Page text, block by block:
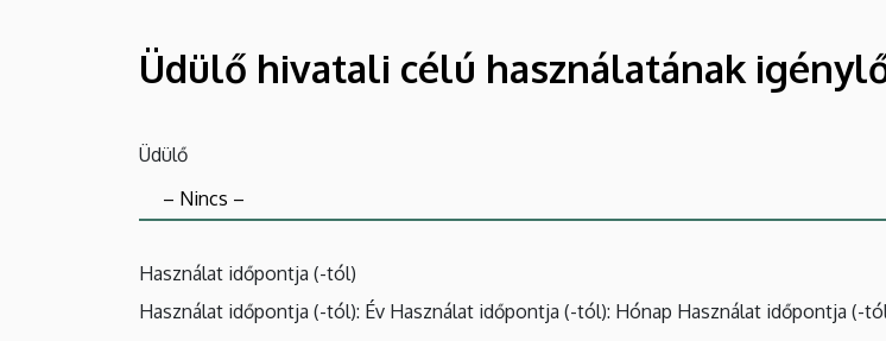
lapja/Beutaló
Felsőoktatási
Dolgozók
Szakszervezete
Üdülő hivatali célú használatának
Üdülő
Használat időpontja (-tól)
Használat időpontja (-tól): Év Használat időpontja (-tól): Hónap Használat időpontja (-